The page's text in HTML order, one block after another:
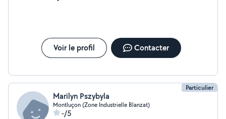
Voir le profil Contacter
Particulier
Marilyn Pszybyla
Montluçon (Zone Industrielle Blanzat)
-/5